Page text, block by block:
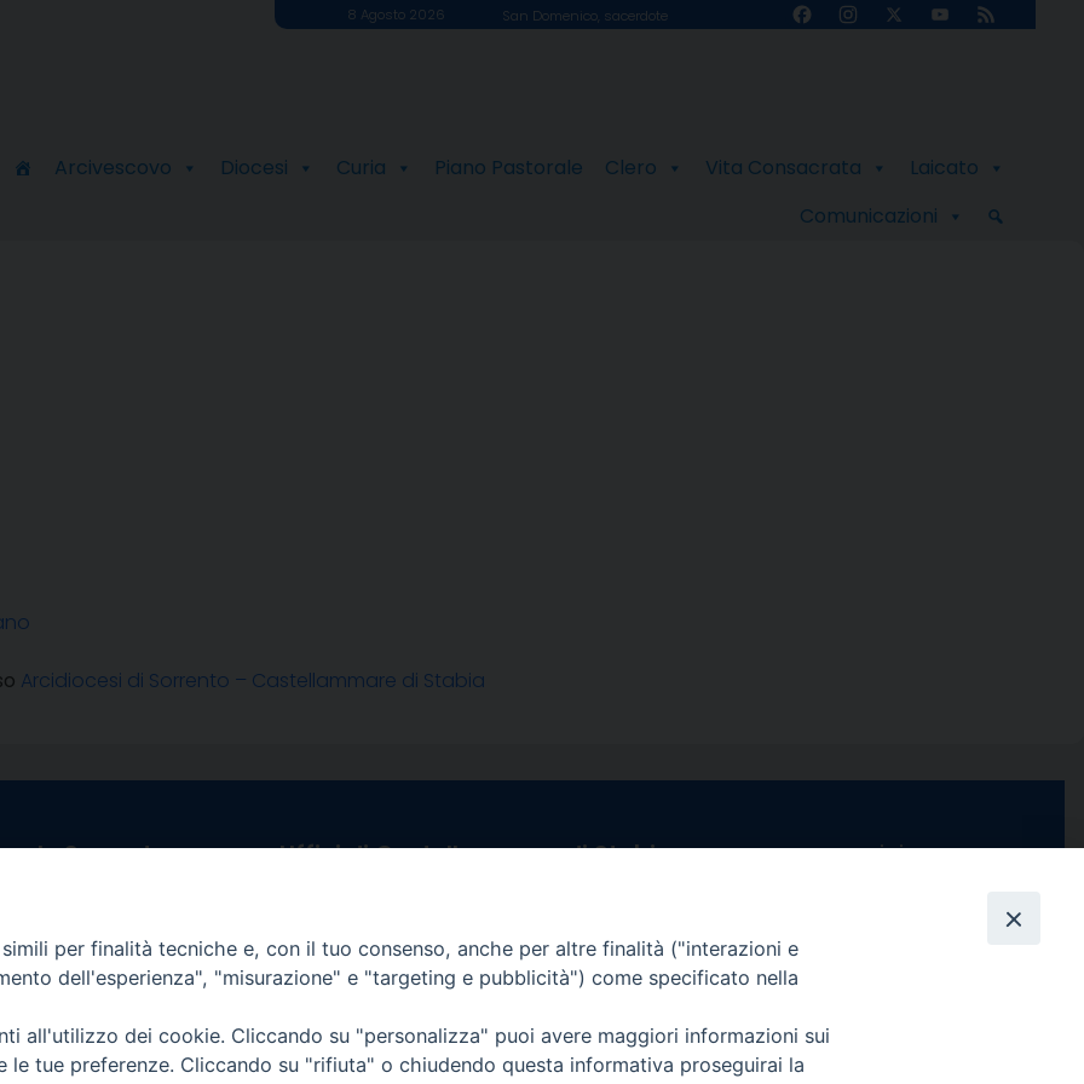
8 Agosto 2026 San Domenico, sacerdote FacebookInstagram
X
YouTube
Feed
Arcivescovo Diocesi Curia Piano Pastorale Clero Vita Consacrata
Laicato
Comunicazioni
Arcidiocesi di Sorrento – Castellammare di Stabia
Sorrento
Uffici:
Uffici di Castellammare di Stabia
tel. 0818714501
Giorni ed Orari Apertura Uffici:
Lunedì e Mercoledì ore 09:00 – 13:00
Uffici Matrimoni:
Lunedì e Mercoledì ore 09:30 – 12:30
seguici su
Channel
Informativa Privacy
COPYRIGHT © 2013-2025
per finalità tecniche e, con il tuo consenso, anche per altre finalità ("interazioni e
dell'esperienza", "misurazione" e "targeting e pubblicità") come specificato nella
all'utilizzo dei cookie. Cliccando su "personalizza" puoi avere maggiori informazioni sui
le tue preferenze. Cliccando su "rifiuta" o chiudendo questa informativa proseguirai la